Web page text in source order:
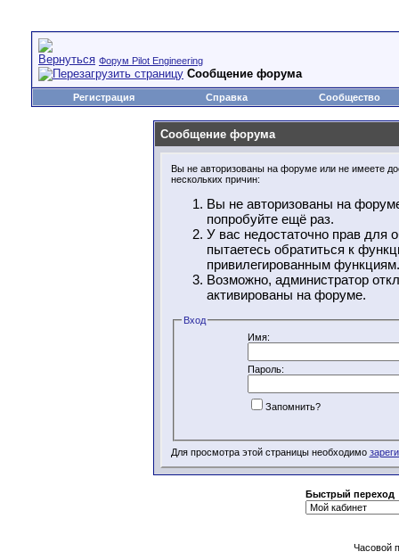
Форум Pilot Engineering
Сообщение форума
Регистрация Справка Сообщество
Сообщение форума
Вы не авторизованы на форуме или не имеете
нескольких причин:
Вы не авторизованы на
попробуйте ещё раз.
У вас недостаточно прав для
пытаетесь обратиться к
привилегированным функциям.
Возможно, администратор
активированы на форуме.
Вход
Имя:
Пароль:
Запомнить?
Для просмотра этой страницы необходимо
Быстрый переход
Часовой